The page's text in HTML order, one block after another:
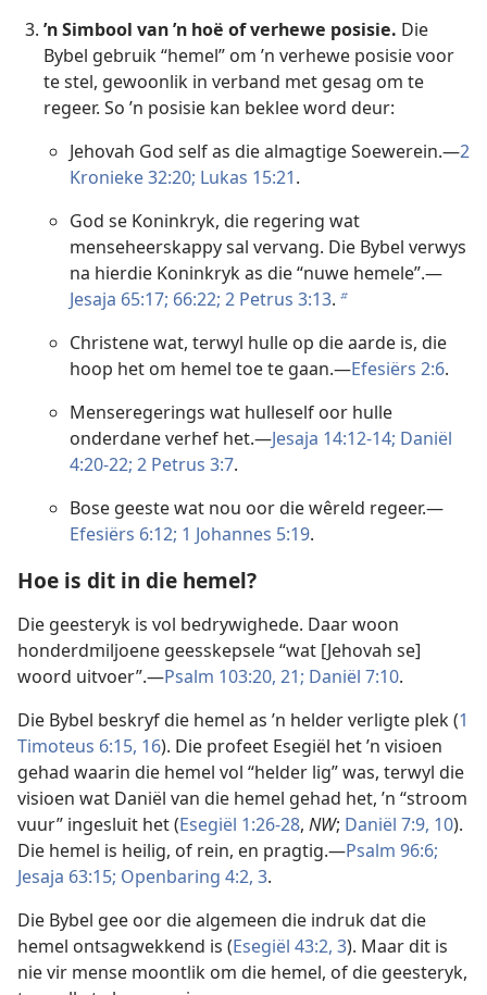
’n Simbool van ’n hoë of verhewe posisie. Die
Bybel gebruik “hemel” om ’n verhewe posisie voor
te stel, gewoonlik in verband met gesag om te
regeer. So ’n posisie kan beklee word deur:
Jehovah God self as die almagtige Soewerein.—2
Kronieke 32:20; Lukas 15:21.
God se Koninkryk, die regering wat
menseheerskappy sal vervang. Die Bybel verwys
na hierdie Koninkryk as die “nuwe hemele”.—
Jesaja 65:17; 66:22; 2 Petrus 3:13. b
Christene wat, terwyl hulle op die aarde is, die
hoop het om hemel toe te gaan.—Efesiërs 2:6.
Menseregerings wat hulleself oor hulle
onderdane verhef het.—Jesaja 14:12-14; Daniël
4:20-22; 2 Petrus 3:7.
Bose geeste wat nou oor die wêreld regeer.—
Efesiërs 6:12; 1 Johannes 5:19.
Hoe is dit in die hemel?
Die geesteryk is vol bedrywighede. Daar woon
honderdmiljoene geesskepsele “wat [Jehovah se]
woord uitvoer”.—Psalm 103:20, 21; Daniël 7:10.
Die Bybel beskryf die hemel as ’n helder verligte plek (1
Timoteus 6:15, 16). Die profeet Esegiël het ’n visioen
gehad waarin die hemel vol “helder lig” was, terwyl die
visioen wat Daniël van die hemel gehad het, ’n “stroom
vuur” ingesluit het (Esegiël 1:26-28, NW; Daniël 7:9, 10).
Die hemel is heilig, of rein, en pragtig.—Psalm 96:6;
Jesaja 63:15; Openbaring 4:2, 3.
Die Bybel gee oor die algemeen die indruk dat die
hemel ontsagwekkend is (Esegiël 43:2, 3). Maar dit is
nie vir mense moontlik om die hemel, of die geesteryk,